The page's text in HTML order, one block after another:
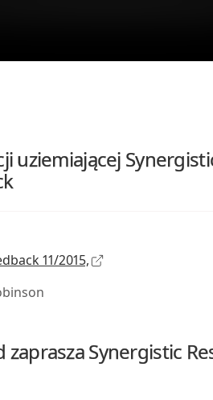
uziemiającej
11/2015,
zaprasza Synergistic